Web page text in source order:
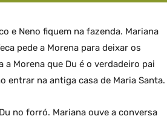
e Neno fiquem na fazenda. Mariana
pede a Morena para deixar os
a Morena que Du é o verdadeiro pai
entrar na antiga casa de Maria Santa.
no forró. Mariana ouve a conversa